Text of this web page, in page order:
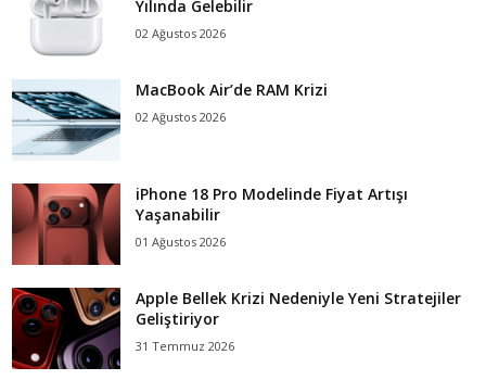
Yılında Gelebilir
02 Ağustos 2026
MacBook Air’de RAM Krizi
02 Ağustos 2026
iPhone 18 Pro Modelinde Fiyat Artışı
Yaşanabilir
01 Ağustos 2026
Apple Bellek Krizi Nedeniyle Yeni Stratejiler
Geliştiriyor
31 Temmuz 2026